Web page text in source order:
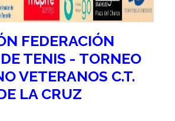
FEDERACIÓN
TENIS - TORNEO
VETERANOS C.T.
LA CRUZ